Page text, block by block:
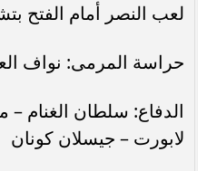
لعب النصر أمام الفتح
حراسة المرمى: نواف
الدفاع: سلطان الغنام –
لابورت – جيسلان كونان